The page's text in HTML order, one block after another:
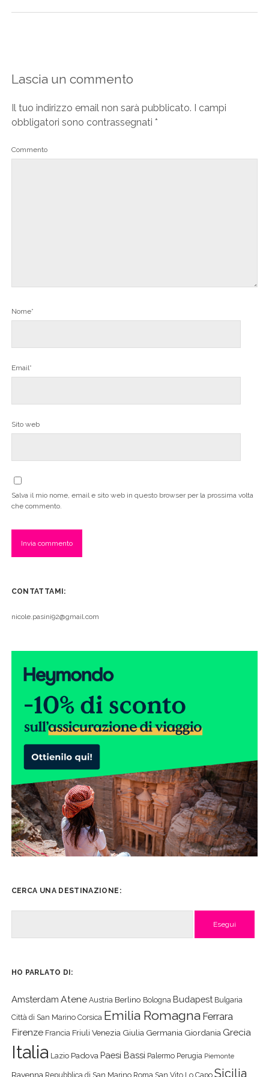
Lascia un commento
Il tuo indirizzo email non sarà pubblicato. I campi
obbligatori sono contrassegnati *
Commento
Nome*
Email*
Sito web
Salva il mio nome, email e sito web in questo browser per la prossima volta
che commento.
CONTATTAMI:
nicole.pasini92@gmail.com
CERCA UNA DESTINAZIONE:
HO PARLATO DI:
Amsterdam Atene Austria Berlino Bologna Budapest Bulgaria
Città di San Marino Corsica Emilia Romagna Ferrara
Firenze Francia Friuli Venezia Giulia Germania Giordania Grecia
Italia Lazio Padova Paesi Bassi Palermo Perugia Piemonte
Ravenna Repubblica di San Marino Roma San Vito Lo Capo Sicilia